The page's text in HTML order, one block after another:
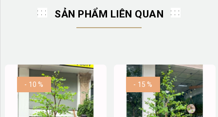
SẢN PHẨM LIÊN QUAN
- 10 % - 15 %